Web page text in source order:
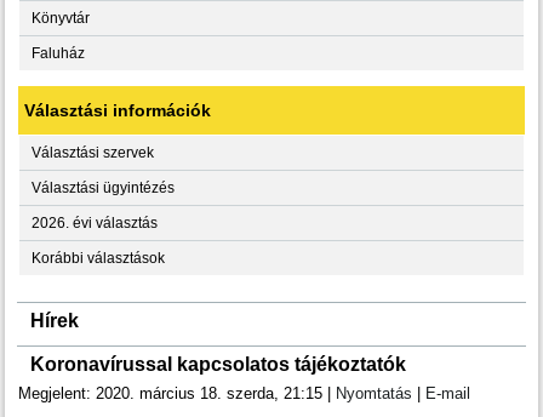
Könyvtár
Faluház
Választási információk
Választási szervek
Választási ügyintézés
2026. évi választás
Korábbi választások
Hírek
Koronavírussal kapcsolatos tájékoztatók
Megjelent: 2020. március 18. szerda, 21:15 Nyomtatás E-mail